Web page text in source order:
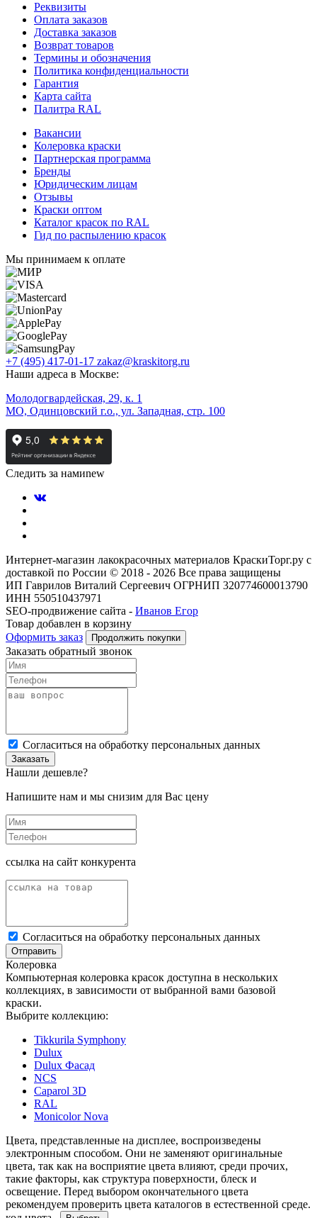
Реквизиты
Оплата заказов
Доставка заказов
Возврат товаров
Термины и обозначения
Политика конфиденциальности
Гарантия
Карта сайта
Палитра RAL
Вакансии
Колеровка краски
Партнерская программа
Бренды
Юридическим лицам
Отзывы
Краски оптом
Каталог красок по RAL
Гид по распылению красок
Мы принимаем к оплате
+7 (495) 417-01-17 zakaz@kraskitorg.ru
Наши адреса в Москве:
Молодогвардейская, 29, к. 1
МО, Одинцовский г.о., ул. Западная, стр. 100
Следить за намиnew
Интернет-магазин лакокрасочных материалов КраскиТорг.ру с
доставкой по России © 2018 - 2026 Все права защищены
ИП Гаврилов Виталий Сергеевич ОГРНИП 320774600013790
ИНН 550510437971
SEO-продвижение сайта - Иванов Егор
Товар добавлен в корзину
Оформить заказ
Продолжить покупки
Заказать обратный звонок
Cогласиться на обработку персональных данных
Заказать
Нашли дешевле?
Напишите нам и мы снизим для Вас цену
ссылка на сайт конкурента
Cогласиться на обработку персональных данных
Отправить
Колеровка
Компьютерная колеровка красок доступна в нескольких
коллекциях, в зависимости от выбранной вами базовой
краски.
Выбрите коллекцию:
Tikkurila Symphony
Dulux
Dulux Фасад
NCS
Caparol 3D
RAL
Monicolor Nova
Цвета, представленные на дисплее, воспроизведены
электронным способом. Они не заменяют оригинальные
цвета, так как на восприятие цвета влияют, среди прочих,
такие факторы, как структура поверхности, блеск и
освещение. Перед выбором окончательного цвета
рекомендуем проверить цвета каталогов в естественной среде.